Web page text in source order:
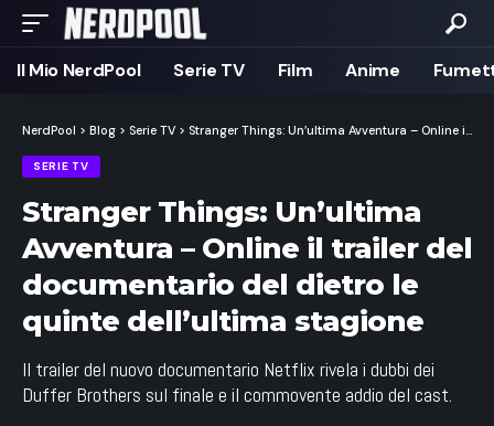
Il Mio NerdPool Serie TV Film Anime
NerdPool > Blog > Serie TV > Stranger Things: Un’ultima Avventura – Online il trailer del documentario del dietro le quinte dell’ultima stagione
SERIE TV
Stranger Things: Un’ultima
Avventura – Online il trailer del
documentario del dietro le
quinte dell’ultima stagione
Il trailer del nuovo documentario Netflix rivela i dubbi dei
Duffer Brothers sul finale e il commovente addio del cast.